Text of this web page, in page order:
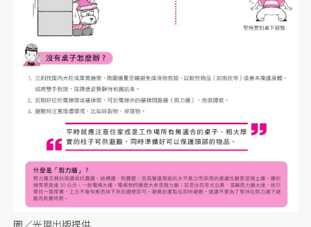
圖／光現出版提供